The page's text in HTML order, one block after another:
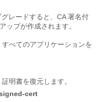
レードすると、CA 署名付
ップが作成されます。
べてのアプリケーションを
明書を復元します。
cert